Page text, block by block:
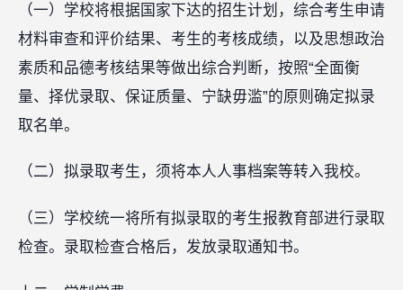
（一）学校将根据国家下达的招生计划，综合考生申请
材料审查和评价结果、考生的考核成绩，以及思想政治
素质和品德考核结果等做出综合判断，按照“全面衡
量、择优录取、保证质量、宁缺毋滥”的原则确定拟录
取名单。
（二）拟录取考生，须将本人人事档案等转入我校。
（三）学校统一将所有拟录取的考生报教育部进行录取
检查。录取检查合格后，发放录取通知书。